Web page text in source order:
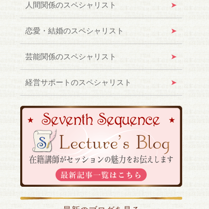
人間関係のスペシャリスト
恋愛・結婚のスペシャリスト
芸能関係のスペシャリスト
経営サポートのスペシャリスト